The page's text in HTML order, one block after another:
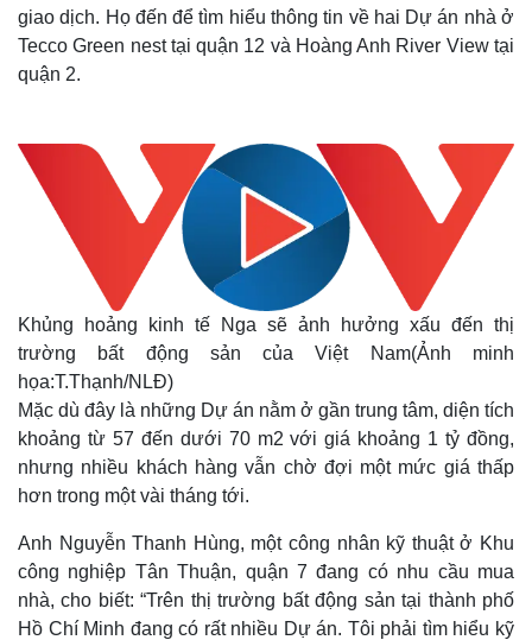
giao dịch. Họ đến để tìm hiểu thông tin về hai Dự án nhà ở
Tecco Green nest tại quận 12 và Hoàng Anh River View tại
quận 2.
Khủng hoảng kinh tế Nga sẽ ảnh hưởng xấu đến thị
trường bất động sản của Việt Nam(Ảnh minh
họa:T.Thạnh/NLĐ)
Mặc dù đây là những Dự án nằm ở gần trung tâm, diện tích
khoảng từ 57 đến dưới 70 m2 với giá khoảng 1 tỷ đồng,
nhưng nhiều khách hàng vẫn chờ đợi một mức giá thấp
hơn trong một vài tháng tới.
Anh Nguyễn Thanh Hùng, một công nhân kỹ thuật ở Khu
công nghiệp Tân Thuận, quận 7 đang có nhu cầu mua
nhà, cho biết: “Trên thị trường bất động sản tại thành phố
Hồ Chí Minh đang có rất nhiều Dự án. Tôi phải tìm hiểu kỹ